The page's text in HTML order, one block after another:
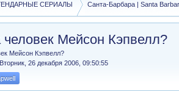
СЕРИАЛЫ Санта-Барбара | Santa
человек Мейсон Кэпвелл?
Мейсон Кэпвелл?
Вторник, 26 декабря 2006, 09:50:55